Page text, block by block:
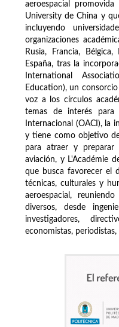
aeroespacial
University de China y
incluyendo
organizaciones
Rusia, Francia,
España, tras la
International
Education), un
voz a los círculos
temas de interés para
Internacional (OACI), la
y tiene como objetivo
para atraer y
aviación, y L'Académie
que busca favorecer el
técnicas, culturales y
aeroespacial,
diversos, desde
investigadores,
economistas,